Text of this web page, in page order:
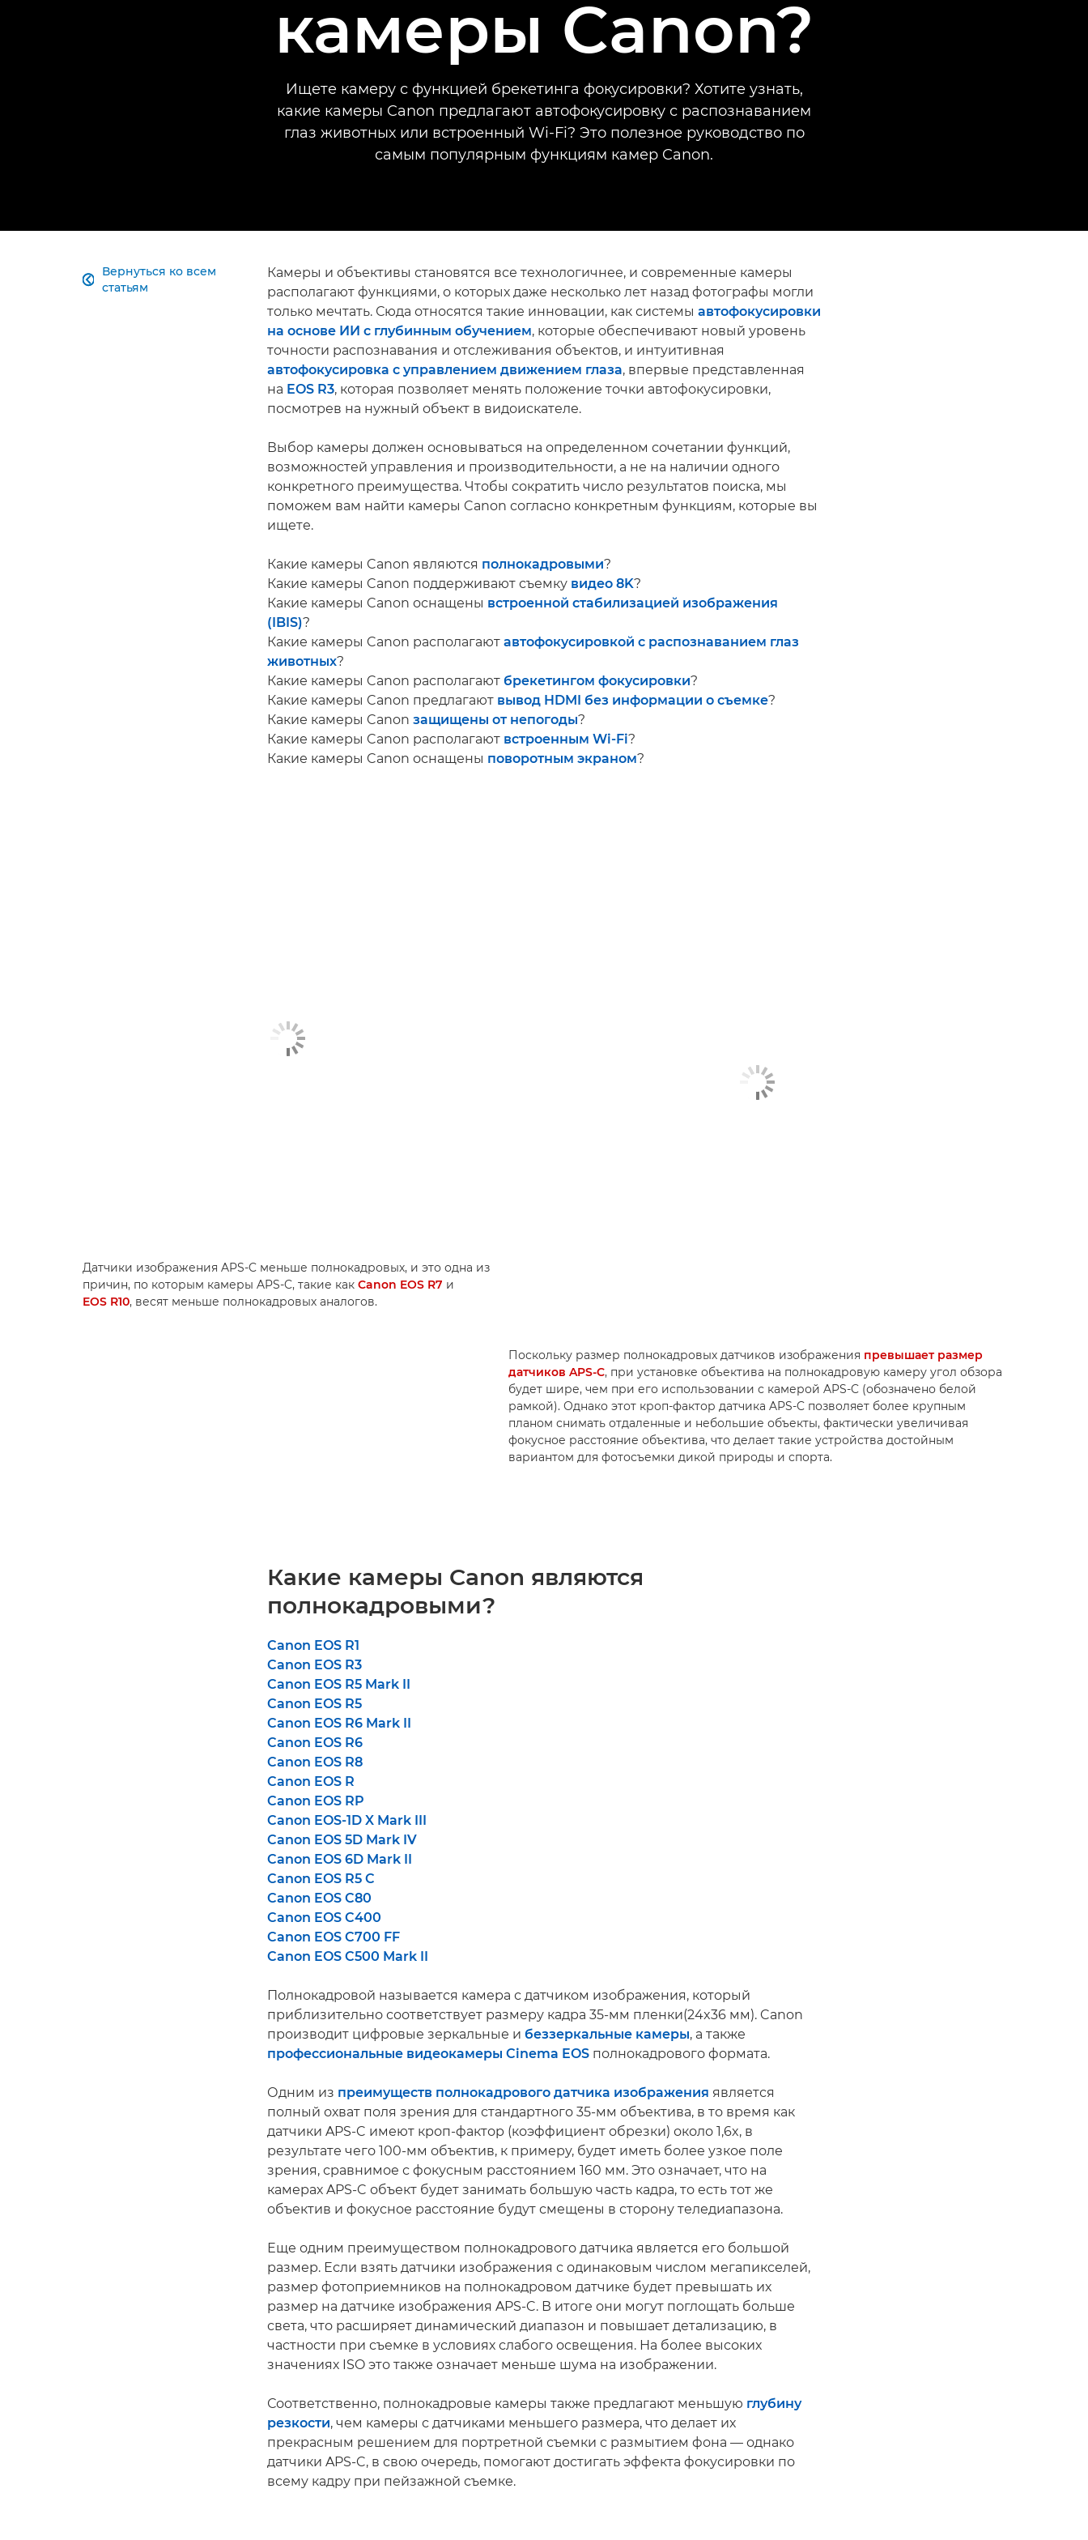
камеры Canon?
Ищете камеру с функцией брекетинга фокусировки? Хотите узнать,
какие камеры Canon предлагают автофокусировку с распознаванием
глаз животных или встроенный Wi-Fi? Это полезное руководство по
самым популярным функциям камер Canon.
Вернуться ко всем
статьям

Камеры и объективы становятся все технологичнее, и современные камеры
располагают функциями, о которых даже несколько лет назад фотографы могли
только мечтать. Сюда относятся такие инновации, как системы автофокусировки
на основе ИИ с глубинным обучением, которые обеспечивают новый уровень
точности распознавания и отслеживания объектов, и интуитивная
автофокусировка с управлением движением глаза, впервые представленная
на EOS R3, которая позволяет менять положение точки автофокусировки,
посмотрев на нужный объект в видоискателе.
Выбор камеры должен основываться на определенном сочетании функций,
возможностей управления и производительности, а не на наличии одного
конкретного преимущества. Чтобы сократить число результатов поиска, мы
поможем вам найти камеры Canon согласно конкретным функциям, которые вы
ищете.
Какие камеры Canon являются полнокадровыми?
Какие камеры Canon поддерживают съемку видео 8K?
Какие камеры Canon оснащены встроенной стабилизацией изображения
(IBIS)?
Какие камеры Canon располагают автофокусировкой с распознаванием глаз
животных?
Какие камеры Canon располагают брекетингом фокусировки?
Какие камеры Canon предлагают вывод HDMI без информации о съемке?
Какие камеры Canon защищены от непогоды?
Какие камеры Canon располагают встроенным Wi-Fi?
Какие камеры Canon оснащены поворотным экраном?
Датчики изображения APS-C меньше полнокадровых, и это одна из
причин, по которым камеры APS-C, такие как Canon EOS R7 и
EOS R10, весят меньше полнокадровых аналогов.
Поскольку размер полнокадровых датчиков изображения превышает размер
датчиков APS-C, при установке объектива на полнокадровую камеру угол обзора
будет шире, чем при его использовании с камерой APS-C (обозначено белой
рамкой). Однако этот кроп-фактор датчика APS-C позволяет более крупным
планом снимать отдаленные и небольшие объекты, фактически увеличивая
фокусное расстояние объектива, что делает такие устройства достойным
вариантом для фотосъемки дикой природы и спорта.
Какие камеры Canon являются
полнокадровыми?
Canon EOS R1
Canon EOS R3
Canon EOS R5 Mark II
Canon EOS R5
Canon EOS R6 Mark II
Canon EOS R6
Canon EOS R8
Canon EOS R
Canon EOS RP
Canon EOS-1D X Mark III
Canon EOS 5D Mark IV
Canon EOS 6D Mark II
Canon EOS R5 C
Canon EOS C80
Canon EOS C400
Canon EOS C700 FF
Canon EOS C500 Mark II
Полнокадровой называется камера с датчиком изображения, который
приблизительно соответствует размеру кадра 35-мм пленки(24x36 мм). Canon
производит цифровые зеркальные и беззеркальные камеры, а также
профессиональные видеокамеры Cinema EOS полнокадрового формата.
Одним из преимуществ полнокадрового датчика изображения является
полный охват поля зрения для стандартного 35-мм объектива, в то время как
датчики APS-C имеют кроп-фактор (коэффициент обрезки) около 1,6x, в
результате чего 100-мм объектив, к примеру, будет иметь более узкое поле
зрения, сравнимое с фокусным расстоянием 160 мм. Это означает, что на
камерах APS-C объект будет занимать большую часть кадра, то есть тот же
объектив и фокусное расстояние будут смещены в сторону теледиапазона.
Еще одним преимуществом полнокадрового датчика является его большой
размер. Если взять датчики изображения с одинаковым числом мегапикселей,
размер фотоприемников на полнокадровом датчике будет превышать их
размер на датчике изображения APS-C. В итоге они могут поглощать больше
света, что расширяет динамический диапазон и повышает детализацию, в
частности при съемке в условиях слабого освещения. На более высоких
значениях ISO это также означает меньше шума на изображении.
Соответственно, полнокадровые камеры также предлагают меньшую глубину
резкости, чем камеры с датчиками меньшего размера, что делает их
прекрасным решением для портретной съемки с размытием фона — однако
датчики APS-C, в свою очередь, помогают достигать эффекта фокусировки по
всему кадру при пейзажной съемке.